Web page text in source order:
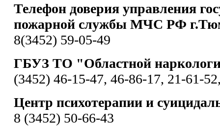
Телефон доверия управления
пожарной службы МЧС РФ
8(3452) 59-05-49
ГБУЗ ТО "Областной
(3452) 46-15-47, 46-86-17, 21-61-
Центр психотерапии и
8 (3452) 50-66-43